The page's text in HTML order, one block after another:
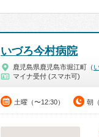
いづろ今村病院
鹿児島県鹿児島市堀江町（
マイナ受付 (スマホ可)
土曜（〜12:30） 朝